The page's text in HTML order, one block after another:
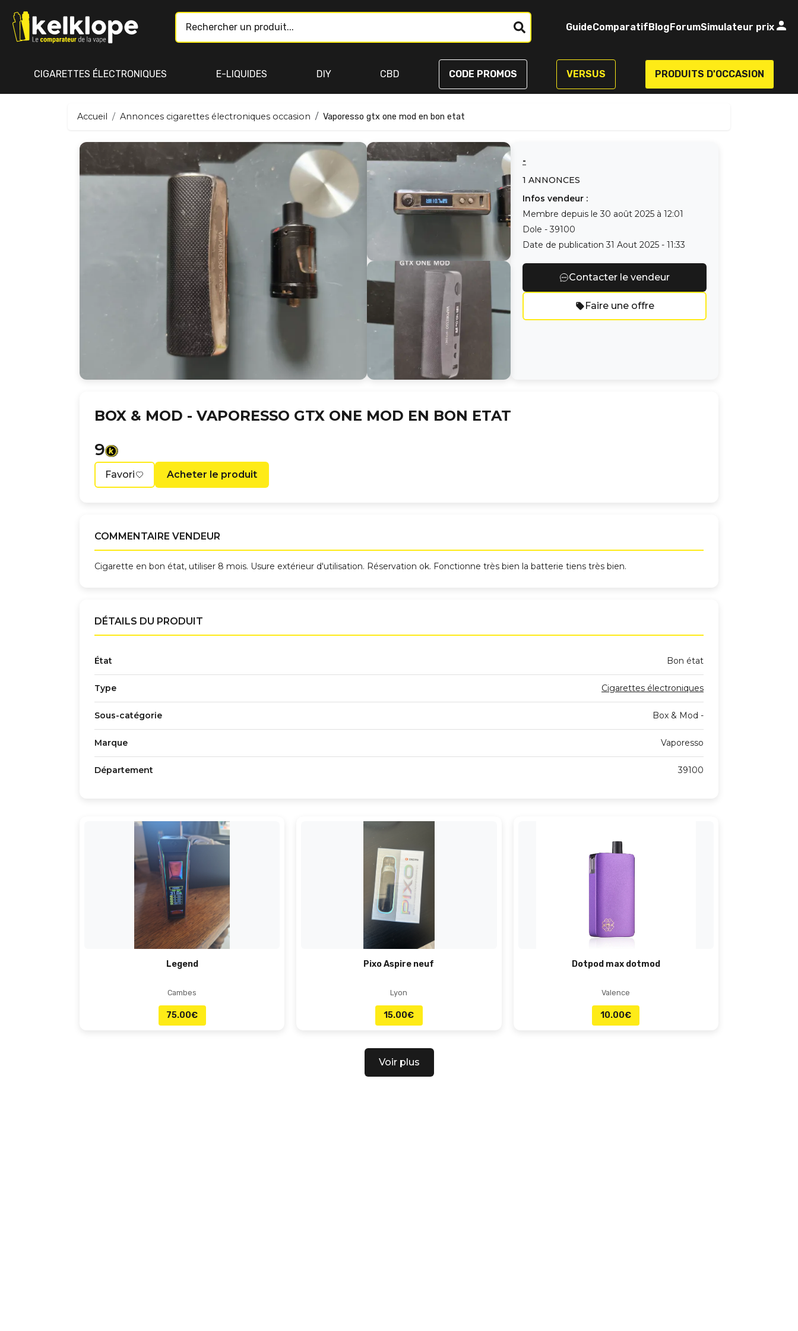
GuideComparatifBlogForumSimulateur prix
CIGARETTES ÉLECTRONIQUES E-LIQUIDES DIY CBD CODE PROMOS VERSUS PRODUITS D'OCCASION
Accueil Annonces cigarettes électroniques occasion Vaporesso gtx one mod en bon etat
-
1 ANNONCES
Infos vendeur :
Membre depuis le30 août 2025 à 12:01
Dole -39100
Date de publication31 Aout 2025 - 11:33
Contacter le vendeur
Faire une offre
BOX & MOD - VAPORESSO GTX ONE MOD EN BON ETAT
9
Favori Acheter le produit
COMMENTAIRE VENDEUR
Cigarette en bon état, utiliser 8 mois. Usure extérieur d'utilisation. Réservation ok. Fonctionne très bien la batterie tiens très bien.
DÉTAILS DU PRODUIT
État Bon état
Type Cigarettes électroniques
Sous-catégorie Box & Mod -
Marque Vaporesso
Département 39100
Legend
Cambes
75.00€
Pixo Aspire neuf
Lyon
15.00€
Dotpod max dotmod
Valence
10.00€
Voir plus